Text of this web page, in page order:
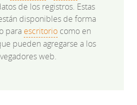
de los registros. Estas
disponibles de forma
para escritorio como en
pueden agregarse a los
web.